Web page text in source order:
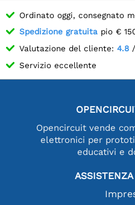
Ordinato oggi, consegnato
Spedizione gratuita pio €
Valutazione del cliente: 4.8
Servizio eccellente
Opencircuit vende
elettronici per
educativi e